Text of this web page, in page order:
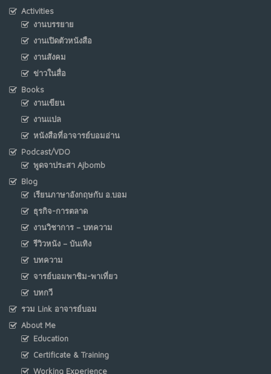
Activities
งานบรรยาย
งานเปิดตัวหนังสือ
งานสังคม
ข่าวในสื่อ
Books
งานเขียน
งานแปล
หนังสือที่อาจารย์บอมอ่าน
Podcast/VDO
พูดจาประสา Ajbomb
Blog
เรียนภาษาอังกฤษกับ อ.บอม
ธุรกิจ-การตลาด
งานวิชาการ – บทความ
รีวิวหนัง – บันเทิง
บทความ
จารย์บอมพาชิม-พาเที่ยว
บทกวี
รวม Link อาจารย์บอม
About Me
Education
Certificate & Training
Working Experience